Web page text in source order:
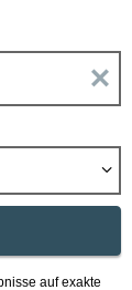
n
g
a
auf exakte